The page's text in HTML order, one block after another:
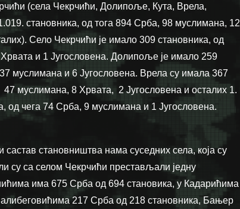
(села Чекрчићи, Долипоље, Кута, Врела,
становника, од тога 894 Срба, 98 муслимана, 12
Село Чекрчићи је имало 309 становника, од
и 1 Југословена. Долипоље је имало 259
муслимана и 6 Југословена. Врела су имала 367
муслимана, 8 Хрвата, 2 Југословена и осталих 1.
од чега 74 Срба, 9 муслимана и 1 Југословена.
становништва нама суседних села, која су
су са селом Чекрчићи престављали једну
има 675 Срба од 694 становика, у Кадарићима
217 Срба од 218 становника, Бањер